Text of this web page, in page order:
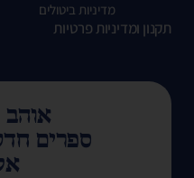
מדיניות ביטולים
תקנון ומדיניות פרטיות
אוהב
ספרים